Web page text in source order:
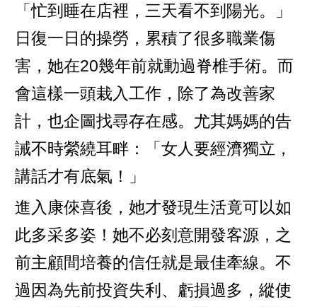
「忙到睡在店裡，三天看不到陽光。」
日復一日的操勞，累積了很多職業傷
害，她在20幾年前就動過脊椎手術。而
會這樣一頭栽入工作，除了為改善家
計，也企圖找尋存在感。尤其媽媽的告
誡不時縈繞耳畔：「女人要經濟獨立，
講話才有底氣！」
進入康倈喜後，她才發現生活竟可以如
此多采多姿！她不必刻意開發客源，之
前主顧間培養的信任就是最佳牽線。不
過因為先前投資失利、虧損過多，縱使